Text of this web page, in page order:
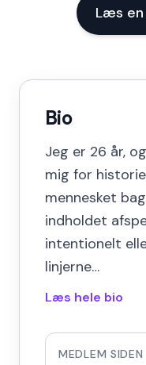
Læs
Bio
Jeg er 26 år,
mig for
mennesket
indholdet
intentionelt
linjerne…
Læs hele bio
MEDLEM SIDEN